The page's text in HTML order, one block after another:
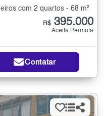
com 2 quartos - 68 m²
R$ 395.000
Aceita Permuta
Contatar